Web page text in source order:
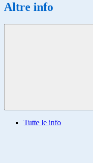
Altre info
Tutte le info